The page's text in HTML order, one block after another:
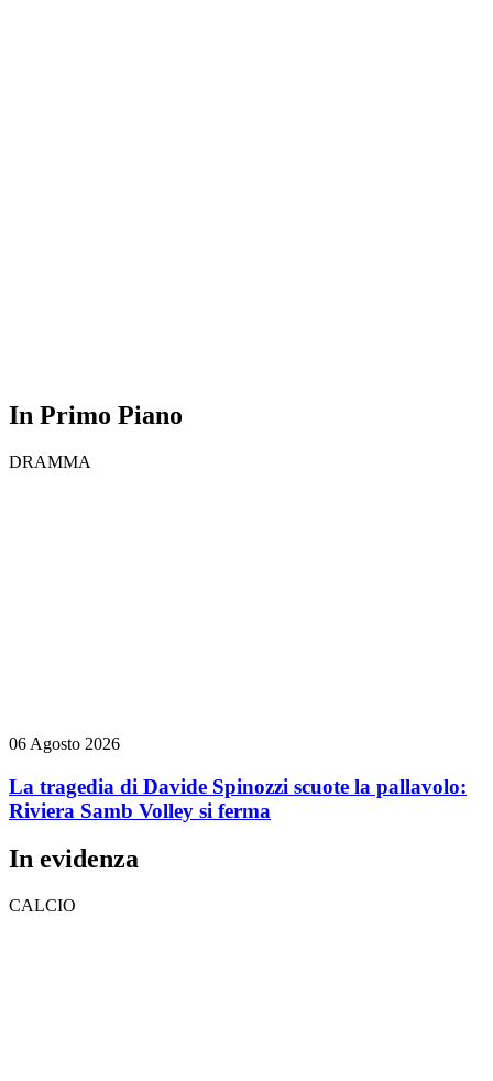
In Primo Piano
DRAMMA
06 Agosto 2026
La tragedia di Davide Spinozzi scuote la pallavolo:
Riviera Samb Volley si ferma
In evidenza
CALCIO